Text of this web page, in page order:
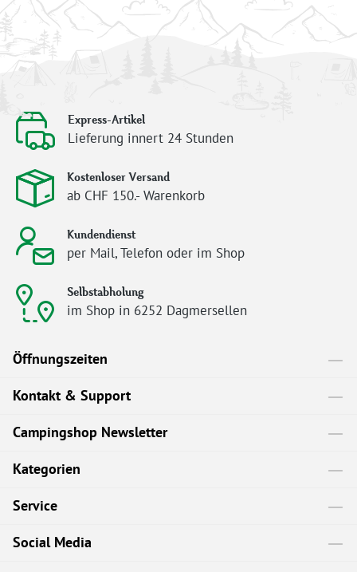
Express-Artikel
Lieferung innert 24 Stunden
Kostenloser Versand
ab CHF 150.- Warenkorb
Kundendienst
per Mail, Telefon oder im Shop
Selbstabholung
im Shop in 6252 Dagmersellen
Öffnungszeiten
Kontakt & Support
Campingshop Newsletter
Kategorien
Service
Social Media